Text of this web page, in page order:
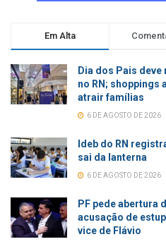
Em Alta
Dia dos Pais
no RN; shoppings
atrair famílias
6 DE AGOSTO DE 2026
Ideb do RN
sai da lanterna
6 DE AGOSTO DE 2026
PF pede abertura
acusação de
vice de Flávio